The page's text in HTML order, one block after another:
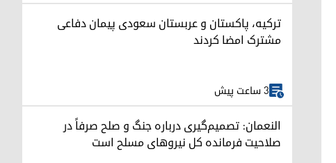
ترکیه، پاکستان و عربستان سعودی پیمان دفاعی
مشترک امضا کردند
3 ساعت پیش
النعمان: تصمیم‌گیری درباره جنگ و صلح صرفاً در
صلاحیت فرمانده کل نیروهای مسلح است